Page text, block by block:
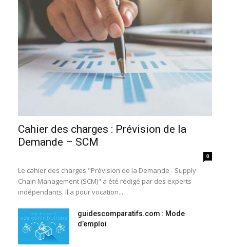
Cahier des charges : Prévision de la
Demande – SCM
0
Le cahier des charges "Prévision de la Demande - Supply
Chain Management (SCM)" a été rédigé par des experts
indépendants. Il a pour vocation...
guidescomparatifs.com : Mode
d’emploi